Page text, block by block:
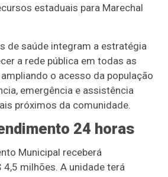
estaduais para Marechal
de saúde integram a estratégia
a rede pública em todas as
o acesso da população
emergência e assistência
próximos da comunidade.
24 horas
Municipal receberá
4,5 milhões. A unidade terá